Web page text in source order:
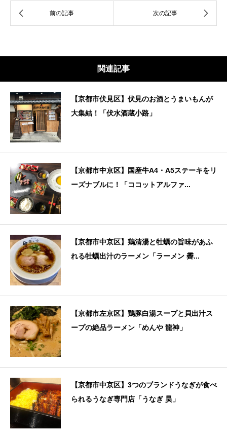
関連記事
【京都市伏見区】伏見のお酒とうまいもんが
大集結！「伏水酒蔵小路」
【京都市中京区】国産牛A4・A5ステーキをリ
ーズナブルに！「ココットアルファ...
【京都市中京区】鶏清湯と牡蠣の旨味があふ
れる牡蠣出汁のラーメン「ラーメン 霽...
【京都市左京区】鶏豚白湯スープと貝出汁ス
ープの絶品ラーメン「めんや 龍神」
【京都市中京区】3つのブランドうなぎが食べ
られるうなぎ専門店「うなぎ 昊」